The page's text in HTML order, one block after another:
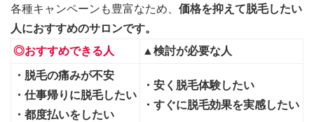
各種キャンペーンも豊富なため、 価格を抑えて脱毛したい
人におすすめのサロンです。
◎おすすめできる人
▲検討が必要な人
・脱毛の痛みが不安
・仕事帰りに脱毛したい
・都度払いをしたい
・安く脱毛体験したい
・すぐに脱毛効果を実感したい